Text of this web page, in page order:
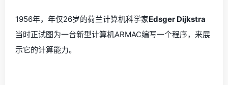
1956年，年仅26岁的荷兰计算机科学家Edsger Dijkstra
当时正试图为一台新型计算机ARMAC编写一个程序，来展
示它的计算能力。